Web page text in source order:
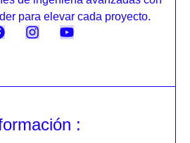
para elevar cada proyecto.
: